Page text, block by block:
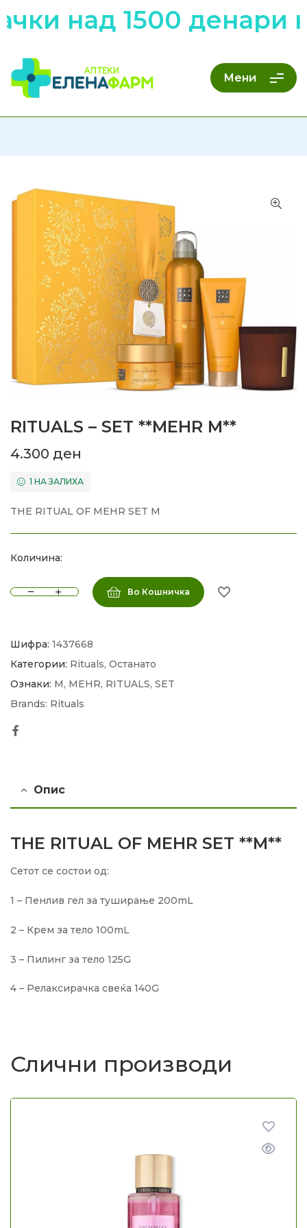
над 1500 денари
Мени
RITUALS – SET **MEHR M**
4.300 ден
1 НА ЗАЛИХА
THE RITUAL OF MEHR SET M
Количина:
Во Кошничка
Шифра: 1437668
Категории: Rituals, Останато
Ознаки: M, MEHR, RITUALS, SET
Brands: Rituals
Опис
THE RITUAL OF MEHR SET **M**
Сетот се состои од:
1 – Пенлив гел за туширање 200mL
2 – Крем за тело 100mL
3 – Пилинг за тело 125G
4 – Релаксирачка свеќа 140G
Слични производи